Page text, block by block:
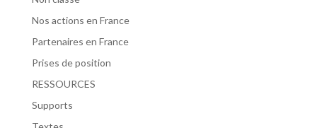
Nos actions en France
Partenaires en France
Prises de position
RESSOURCES
Supports